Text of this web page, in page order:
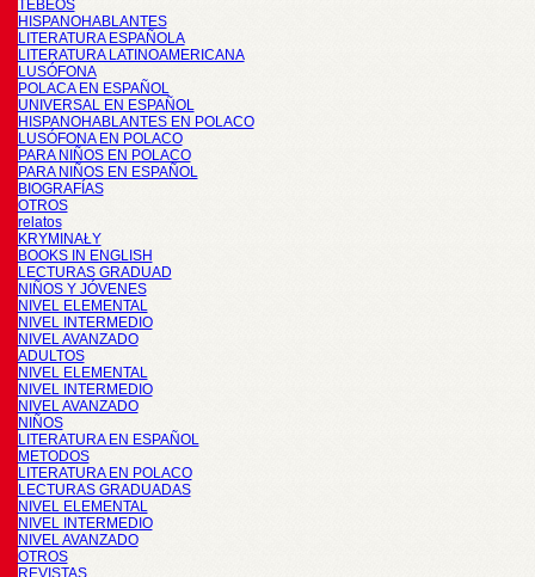
TEBEOS
HISPANOHABLANTES
LITERATURA ESPAÑOLA
LITERATURA LATINOAMERICANA
LUSÓFONA
POLACA EN ESPAÑOL
UNIVERSAL EN ESPAÑOL
HISPANOHABLANTES EN POLACO
LUSÓFONA EN POLACO
PARA NIÑOS EN POLACO
PARA NIÑOS EN ESPAÑOL
BIOGRAFÍAS
OTROS
relatos
KRYMINAŁY
BOOKS IN ENGLISH
LECTURAS GRADUAD
NIÑOS Y JÓVENES
NIVEL ELEMENTAL
NIVEL INTERMEDIO
NIVEL AVANZADO
ADULTOS
NIVEL ELEMENTAL
NIVEL INTERMEDIO
NIVEL AVANZADO
NIÑOS
LITERATURA EN ESPAÑOL
METODOS
LITERATURA EN POLACO
LECTURAS GRADUADAS
NIVEL ELEMENTAL
NIVEL INTERMEDIO
NIVEL AVANZADO
OTROS
REVISTAS